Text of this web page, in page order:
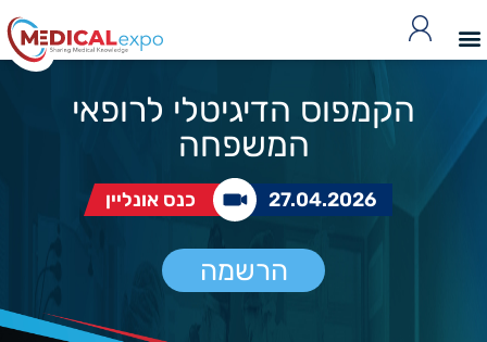
הקמפוס הדיגיטלי לרופאי
המשפחה
27.04.2026 כנס אונליין
הרשמה